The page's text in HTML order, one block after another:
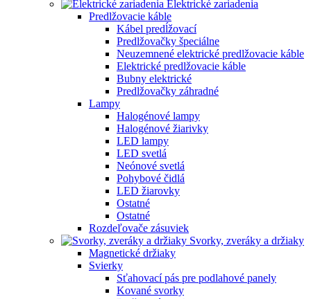
Elektrické zariadenia
Predlžovacie káble
Kábel predĺžovací
Predlžovačky špeciálne
Neuzemnené elektrické predlžovacie káble
Elektrické predlžovacie káble
Bubny elektrické
Predlžovačky záhradné
Lampy
Halogénové lampy
Halogénové žiarivky
LED lampy
LED svetlá
Neónové svetlá
Pohybové čidlá
LED žiarovky
Ostatné
Ostatné
Rozdeľovače zásuviek
Svorky, zveráky a držiaky
Magnetické držiaky
Svierky
Sťahovací pás pre podlahové panely
Kované svorky